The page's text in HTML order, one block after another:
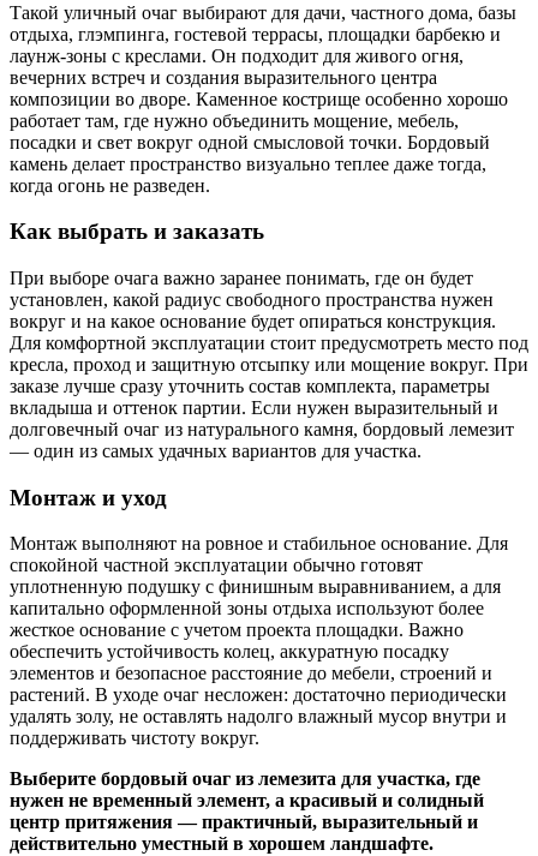
Такой уличный очаг выбирают для дачи, частного дома, базы
отдыха, глэмпинга, гостевой террасы, площадки барбекю и
лаунж-зоны с креслами. Он подходит для живого огня,
вечерних встреч и создания выразительного центра
композиции во дворе. Каменное кострище особенно хорошо
работает там, где нужно объединить мощение, мебель,
посадки и свет вокруг одной смысловой точки. Бордовый
камень делает пространство визуально теплее даже тогда,
когда огонь не разведен.
Как выбрать и заказать
При выборе очага важно заранее понимать, где он будет
установлен, какой радиус свободного пространства нужен
вокруг и на какое основание будет опираться конструкция.
Для комфортной эксплуатации стоит предусмотреть место под
кресла, проход и защитную отсыпку или мощение вокруг. При
заказе лучше сразу уточнить состав комплекта, параметры
вкладыша и оттенок партии. Если нужен выразительный и
долговечный очаг из натурального камня, бордовый лемезит
— один из самых удачных вариантов для участка.
Монтаж и уход
Монтаж выполняют на ровное и стабильное основание. Для
спокойной частной эксплуатации обычно готовят
уплотненную подушку с финишным выравниванием, а для
капитально оформленной зоны отдыха используют более
жесткое основание с учетом проекта площадки. Важно
обеспечить устойчивость колец, аккуратную посадку
элементов и безопасное расстояние до мебели, строений и
растений. В уходе очаг несложен: достаточно периодически
удалять золу, не оставлять надолго влажный мусор внутри и
поддерживать чистоту вокруг.
Выберите бордовый очаг из лемезита для участка, где
нужен не временный элемент, а красивый и солидный
центр притяжения — практичный, выразительный и
действительно уместный в хорошем ландшафте.